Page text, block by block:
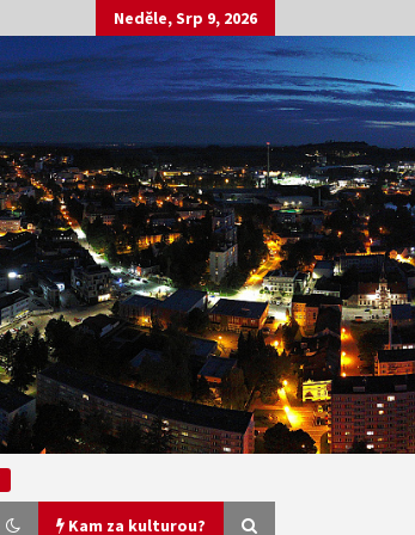
Neděle, Srp 9, 2026
Kam za kulturou?